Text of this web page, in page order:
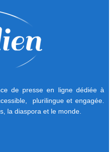
de presse en ligne dédiée à
plurilingue et engagée.
la diaspora et le monde.